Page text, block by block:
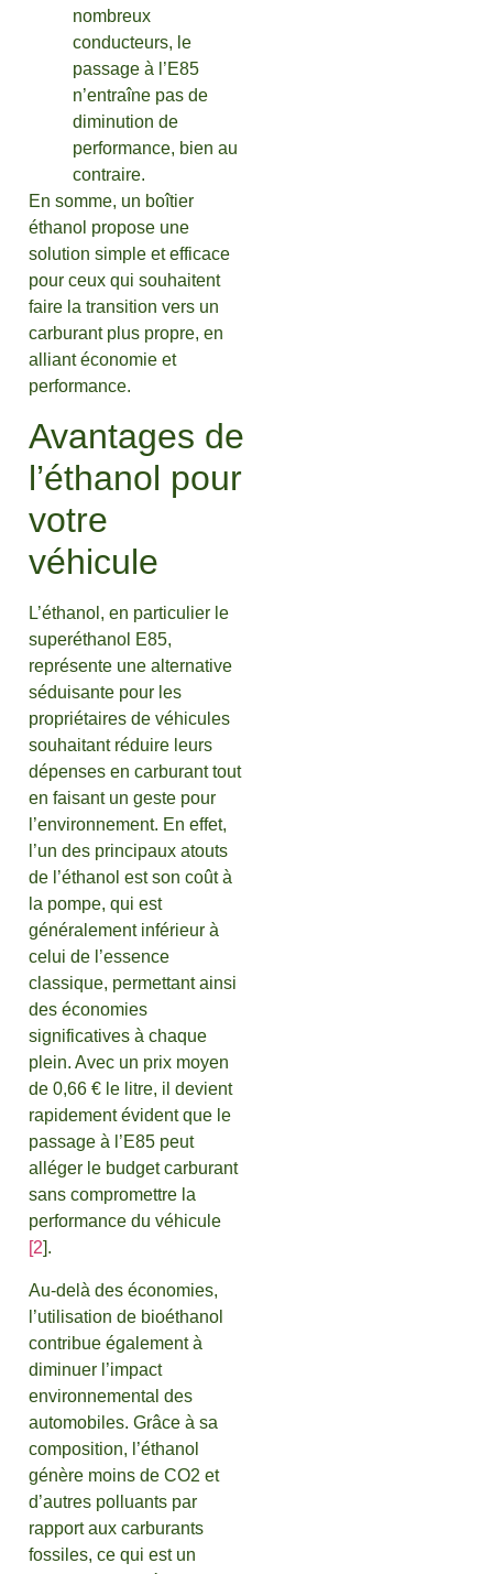
nombreux
conducteurs, le
passage à l’E85
n’entraîne pas de
diminution de
performance, bien au
contraire.
En somme, un boîtier
éthanol propose une
solution simple et efficace
pour ceux qui souhaitent
faire la transition vers un
carburant plus propre, en
alliant économie et
performance.
Avantages de
l’éthanol pour
votre
véhicule
L’éthanol, en particulier le
superéthanol E85,
représente une alternative
séduisante pour les
propriétaires de véhicules
souhaitant réduire leurs
dépenses en carburant tout
en faisant un geste pour
l’environnement. En effet,
l’un des principaux atouts
de l’éthanol est son coût à
la pompe, qui est
généralement inférieur à
celui de l’essence
classique, permettant ainsi
des économies
significatives à chaque
plein. Avec un prix moyen
de 0,66 € le litre, il devient
rapidement évident que le
passage à l’E85 peut
alléger le budget carburant
sans compromettre la
performance du véhicule
[2].
Au-delà des économies,
l’utilisation de bioéthanol
contribue également à
diminuer l’impact
environnemental des
automobiles. Grâce à sa
composition, l’éthanol
génère moins de CO2 et
d’autres polluants par
rapport aux carburants
fossiles, ce qui est un